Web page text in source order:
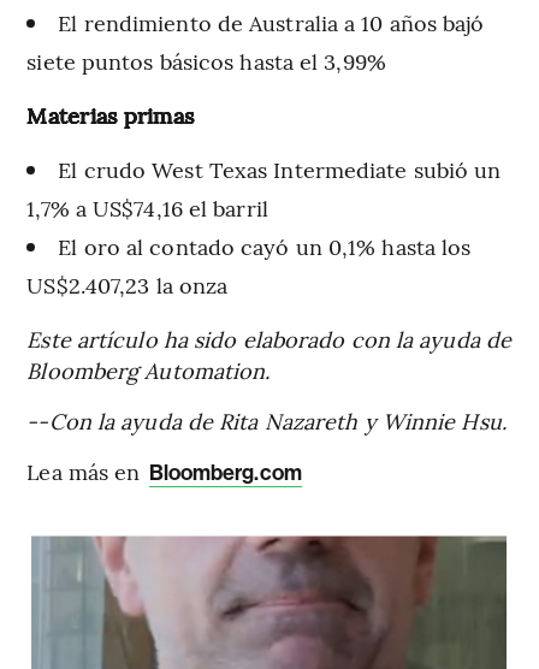
El rendimiento de Australia a 10 años bajó
siete puntos básicos hasta el 3,99%
Materias primas
El crudo West Texas Intermediate subió un
1,7% a US$74,16 el barril
El oro al contado cayó un 0,1% hasta los
US$2.407,23 la onza
Este artículo ha sido elaborado con la ayuda de
Bloomberg Automation.
--Con la ayuda de Rita Nazareth y Winnie Hsu.
Lea más en Bloomberg.com